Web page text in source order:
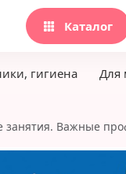
Каталог
гигиена Для
занятия. Важные